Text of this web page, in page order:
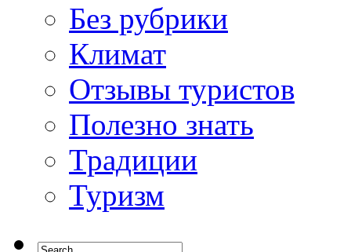
Без рубрики
Климат
Отзывы туристов
Полезно знать
Традиции
Туризм